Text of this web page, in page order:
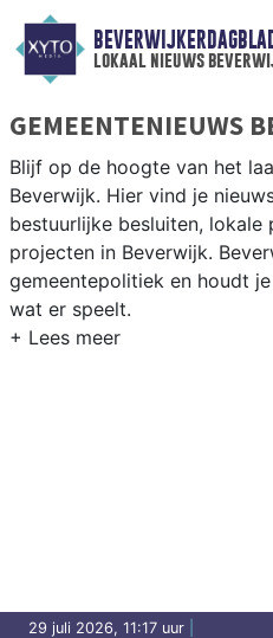
lokaal nieuws
GEMEENTENIEUWS
Blijf op de hoogte van het
Beverwijk. Hier vind je
bestuurlijke besluiten,
projecten in Beverwijk.
gemeentepolitiek en houdt
wat er speelt.
29 juli 2026, 11:17 uur